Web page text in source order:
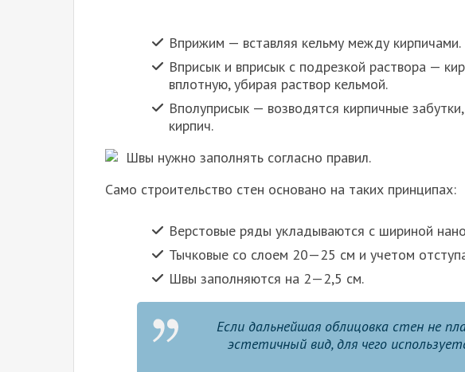
Вприжим — вставляя кельму между кирпичами.
Вприсык и вприсык с подрезкой раствора —
вплотную, убирая раствор кельмой.
Вполуприсык — возводятся кирпичные
кирпич.
Швы нужно заполнять согласно правил.
Само строительство стен основано на таких принципах:
Верстовые ряды укладываются с шириной
Тычковые со слоем 20—25 см и учетом
Швы заполняются на 2—2,5 см.
Если дальнейшая облицовка стен не
эстетичный вид, для чего